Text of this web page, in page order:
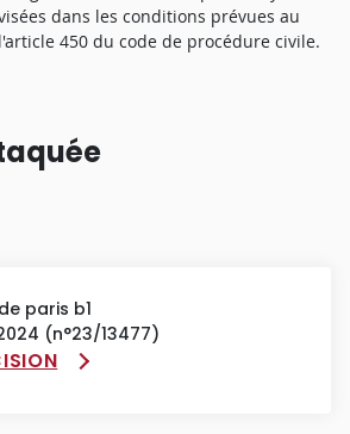
dans les conditions prévues au
450 du code de procédure civile.
paris b1
(n°23/13477)